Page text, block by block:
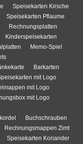
Speisekarten Kirsche
Speisekarten Pflaume
Rechnungsplatten
Kinderspeisekarten
Memo-Spiel
Barkarten
mit Logo
mit Logo
mit Logo
Buchschrauben
Rechnungsmappen Zimt
Speisekarten Koriander